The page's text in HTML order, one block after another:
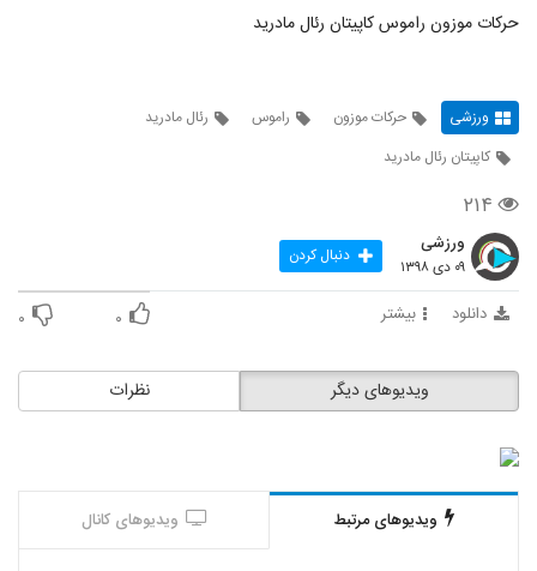
حرکات موزون راموس کاپیتان رئال مادرید
ورزشی حرکات موزون راموس
رئال مادرید
کاپیتان رئال مادرید
۲۱۴
ورزشی
۰۹ دی ۱۳۹۸ دنبال کردن
دانلود بیشتر ۰ ۰
نظرات ویدیوهای دیگر
ویدیوهای مرتبط ویدیوهای کانال